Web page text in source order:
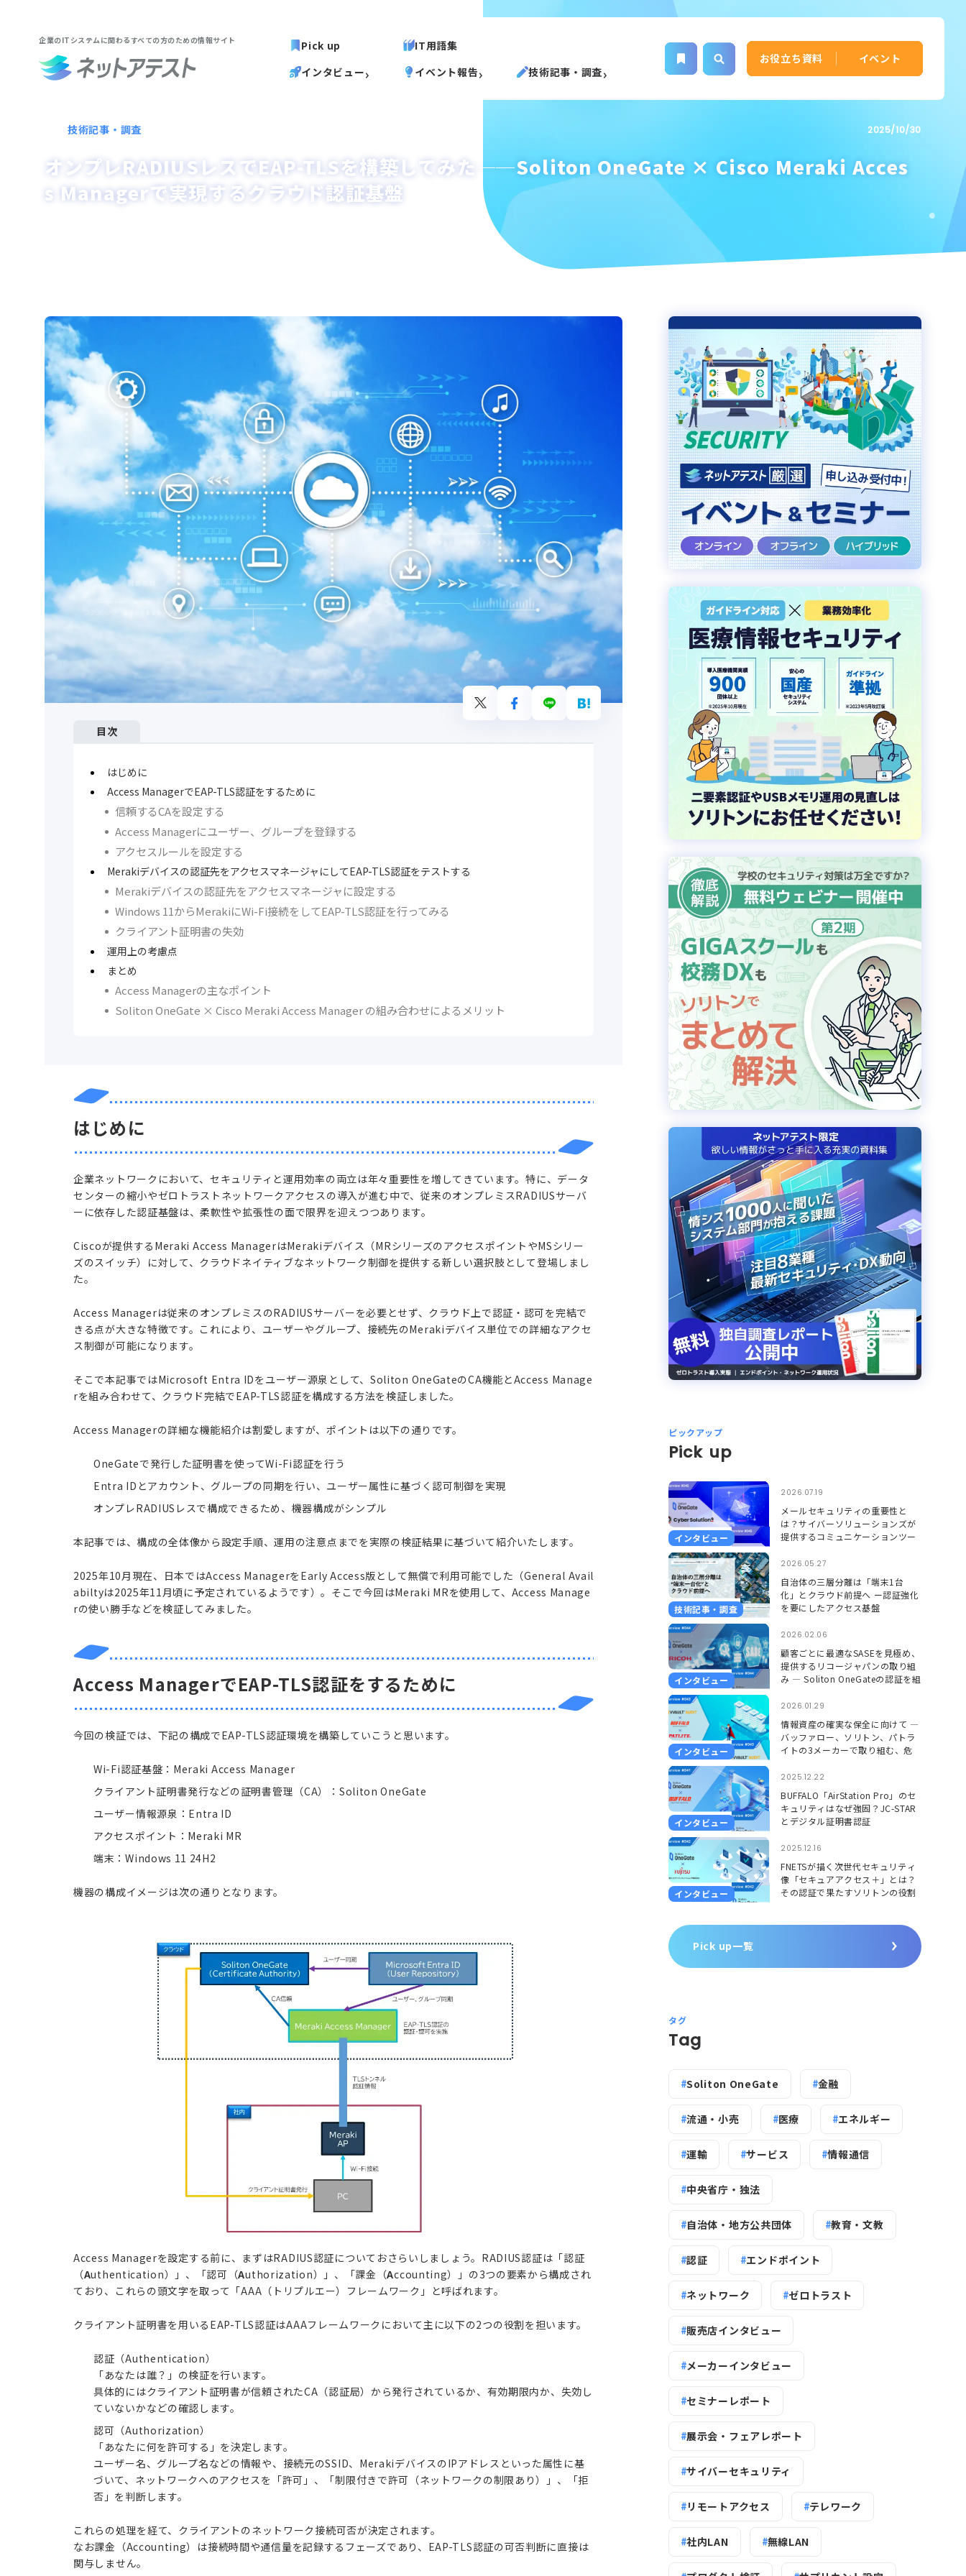
企業のITシステムに関わるすべての方のための情報サイト Pick up
IT用語集
インタビュー
イベント報告 技術記事・調査
お役立ち資料 イベント
技術記事・調査 2025/10/30
オンプレRADIUSレスでEAP-TLSを構築してみた──Soliton OneGate × Cisco Meraki Acces
s Managerで実現するクラウド認証基盤
目次
はじめに
Access ManagerでEAP-TLS認証をするために
信頼するCAを設定する
Access Managerにユーザー、グループを登録する
アクセスルールを設定する
Merakiデバイスの認証先をアクセスマネージャにしてEAP-TLS認証をテストする
Merakiデバイスの認証先をアクセスマネージャに設定する
Windows 11からMerakiにWi-Fi接続をしてEAP-TLS認証を行ってみる
クライアント証明書の失効
運用上の考慮点
まとめ
Access Managerの主なポイント
Soliton OneGate × Cisco Meraki Access Manager の組み合わせによるメリット
はじめに
企業ネットワークにおいて、セキュリティと運用効率の両立は年々重要性を増してきています。特に、データ
センターの縮小やゼロトラストネットワークアクセスの導入が進む中で、従来のオンプレミスRADIUSサーバ
ーに依存した認証基盤は、柔軟性や拡張性の面で限界を迎えつつあります。
Ciscoが提供するMeraki Access ManagerはMerakiデバイス（MRシリーズのアクセスポイントやMSシリー
ズのスイッチ）に対して、クラウドネイティブなネットワーク制御を提供する新しい選択肢として登場しまし
た。
Access Managerは従来のオンプレミスのRADIUSサーバーを必要とせず、クラウド上で認証・認可を完結で
きる点が大きな特徴です。これにより、ユーザーやグループ、接続先のMerakiデバイス単位での詳細なアクセ
ス制御が可能になります。
そこで本記事ではMicrosoft Entra IDをユーザー源泉として、Soliton OneGateのCA機能とAccess Manage
rを組み合わせて、クラウド完結でEAP-TLS認証を構成する方法を検証しました。
Access Managerの詳細な機能紹介は割愛しますが、ポイントは以下の通りです。
OneGateで発行した証明書を使ってWi-Fi認証を行う
Entra IDとアカウント、グループの同期を行い、ユーザー属性に基づく認可制御を実現
オンプレRADIUSレスで構成できるため、機器構成がシンプル
本記事では、構成の全体像から設定手順、運用の注意点までを実際の検証結果に基づいて紹介いたします。
2025年10月現在、日本ではAccess ManagerをEarly Access版として無償で利用可能でした（General Avail
abiltyは2025年11月頃に予定されているようです）。そこで今回はMeraki MRを使用して、Access Manage
rの使い勝手などを検証してみました。
Access ManagerでEAP-TLS認証をするために
今回の検証では、下記の構成でEAP-TLS認証環境を構築していこうと思います。
Wi-Fi認証基盤：Meraki Access Manager
クライアント証明書発行などの証明書管理（CA）：Soliton OneGate
ユーザー情報源泉：Entra ID
アクセスポイント：Meraki MR
端末：Windows 11 24H2
機器の構成イメージは次の通りとなります。
Access Managerを設定する前に、まずはRADIUS認証についておさらいしましょう。RADIUS認証は「認証
（Authentication）」、「認可（Authorization）」、「課金（Accounting）」の3つの要素から構成され
ており、これらの頭文字を取って「AAA（トリプルエー）フレームワーク」と呼ばれます。
クライアント証明書を用いるEAP-TLS認証はAAAフレームワークにおいて主に以下の2つの役割を担います。
認証（Authentication）
「あなたは誰？」の検証を行います。
具体的にはクライアント証明書が信頼されたCA（認証局）から発行されているか、有効期限内か、失効し
ていないかなどの確認します。
認可（Authorization）
「あなたに何を許可する」を決定します。
ユーザー名、グループ名などの情報や、接続元のSSID、MerakiデバイスのIPアドレスといった属性に基
づいて、ネットワークへのアクセスを「許可」、「制限付きで許可（ネットワークの制限あり）」、「拒
否」を判断します。
これらの処理を経て、クライアントのネットワーク接続可否が決定されます。
なお課金（Accounting）は接続時間や通信量を記録するフェーズであり、EAP-TLS認証の可否判断に直接は
関与しません。
ピックアップ
Pick up
インタビュー
2026.07.19
メールセキュリティの重要性と
は？サイバーソリューションズが
提供するコミュニケーションツー
Soliton OneGate
技術記事・調査
2026.05.27
自治体の三層分離は「端末1台
化」とクラウド前提へ ー認証強化
を要にしたアクセス基盤
インタビュー
2026.02.06
顧客ごとに最適なSASEを見極め、
提供するリコージャパンの取り組
み ― Soliton OneGateの認証を組
境に ―
インタビュー
2026.01.29
情報資産の確実な保全に向けて ―
バッファロー、ソリトン、パトラ
イトの3メーカーで取り組む、危
捉えるソリューション ―
インタビュー
2025.12.22
BUFFALO「AirStation Pro」のセ
キュリティはなぜ強固？JC-STAR
とデジタル証明書認証
インタビュー
2025.12.16
FNETSが描く次世代セキュリティ
像「セキュアアクセス＋」とは？
その認証で果たすソリトンの役割
Pick up一覧
タグ
Tag
Soliton OneGate 金融
流通・小売 医療 エネルギー
運輸 サービス 情報通信
中央省庁・独法
自治体・地方公共団体 教育・文教
認証 エンドポイント
ネットワーク ゼロトラスト
販売店インタビュー
メーカーインタビュー
セミナーレポート
展示会・フェアレポート
サイバーセキュリティ
リモートアクセス テレワーク
社内LAN 無線LAN